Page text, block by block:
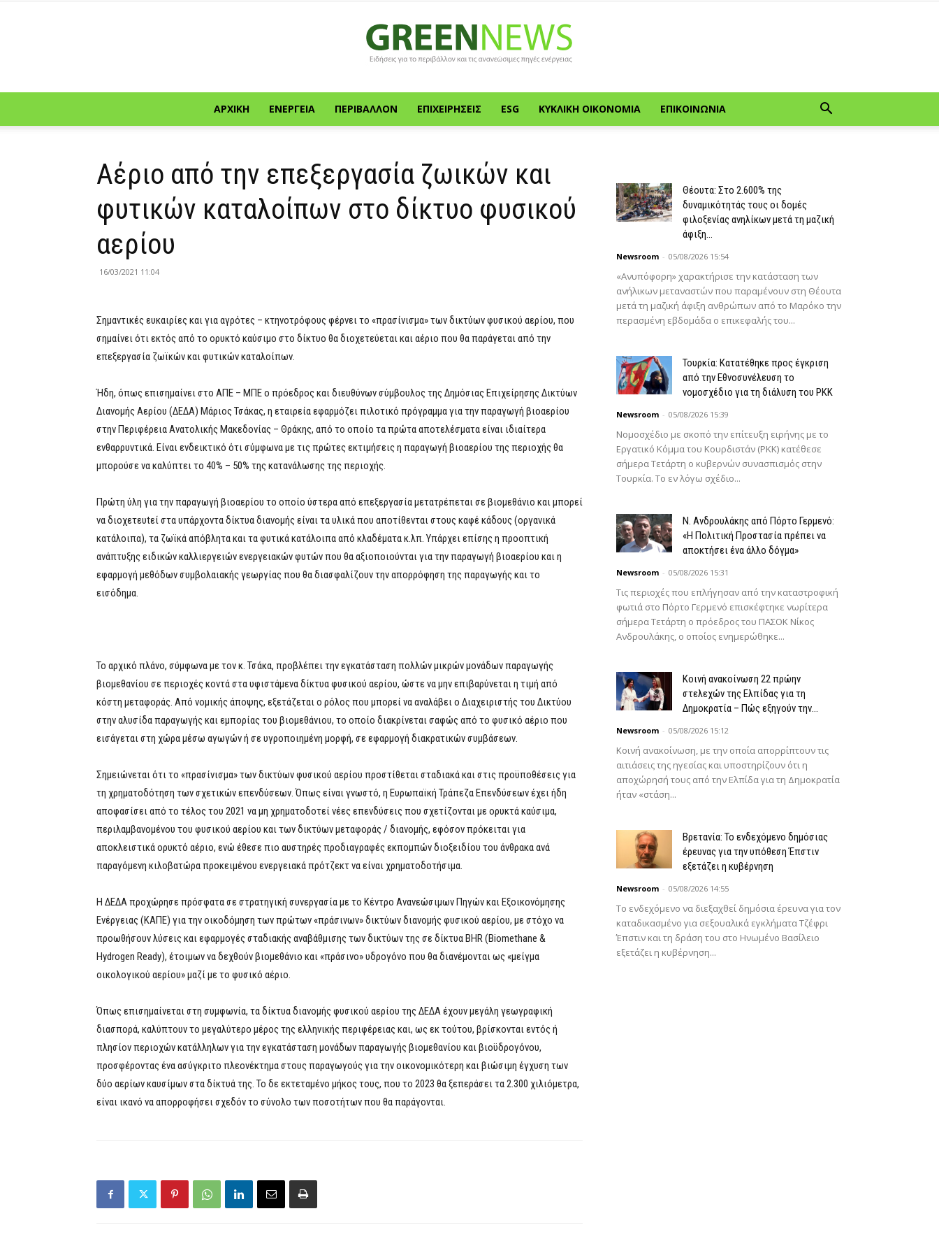
Green
News
ΑΡΧΙΚΉ ΕΝΈΡΓΕΙΑ ΠΕΡΙΒΆΛΛΟΝ ΕΠΙΧΕΙΡΉΣΕΙΣ ESG ΚΥΚΛΙΚΉ ΟΙΚΟΝΟΜΊΑ ΕΠΙΚΟΙΝΩΝΊΑ
Αέριο από την επεξεργασία ζωικών και
φυτικών καταλοίπων στο δίκτυο φυσικού
αερίου
16/03/2021 11:04
Σημαντικές ευκαιρίες και για αγρότες – κτηνοτρόφους φέρνει το «πρασίνισμα» των δικτύων φυσικού αερίου, που
σημαίνει ότι εκτός από το ορυκτό καύσιμο στο δίκτυο θα διοχετεύεται και αέριο που θα παράγεται από την
επεξεργασία ζωϊκών και φυτικών καταλοίπων.
Ήδη, όπως επισημαίνει στο ΑΠΕ – ΜΠΕ ο πρόεδρος και διευθύνων σύμβουλος της Δημόσιας Επιχείρησης Δικτύων
Διανομής Αερίου (ΔΕΔΑ) Μάριος Τσάκας, η εταιρεία εφαρμόζει πιλοτικό πρόγραμμα για την παραγωγή βιοαερίου
στην Περιφέρεια Ανατολικής Μακεδονίας – Θράκης, από το οποίο τα πρώτα αποτελέσματα είναι ιδιαίτερα
ενθαρρυντικά. Είναι ενδεικτικό ότι σύμφωνα με τις πρώτες εκτιμήσεις η παραγωγή βιοαερίου της περιοχής θα
μπορούσε να καλύπτει το 40% – 50% της κατανάλωσης της περιοχής.
Πρώτη ύλη για την παραγωγή βιοαερίου το οποίο ύστερα από επεξεργασία μετατρέπεται σε βιομεθάνιο και μπορεί
να διοχετευtεί στα υπάρχοντα δίκτυα διανομής είναι τα υλικά που αποτίθενται στους καφέ κάδους (οργανικά
κατάλοιπα), τα ζωϊκά απόβλητα και τα φυτικά κατάλοιπα από κλαδέματα κ.λπ. Υπάρχει επίσης η προοπτική
ανάπτυξης ειδικών καλλιεργειών ενεργειακών φυτών που θα αξιοποιούνται για την παραγωγή βιοαερίου και η
εφαρμογή μεθόδων συμβολαιακής γεωργίας που θα διασφαλίζουν την απορρόφηση της παραγωγής και το
εισόδημα.
Το αρχικό πλάνο, σύμφωνα με τον κ. Τσάκα, προβλέπει την εγκατάσταση πολλών μικρών μονάδων παραγωγής
βιομεθανίου σε περιοχές κοντά στα υφιστάμενα δίκτυα φυσικού αερίου, ώστε να μην επιβαρύνεται η τιμή από
κόστη μεταφοράς. Από νομικής άποψης, εξετάζεται ο ρόλος που μπορεί να αναλάβει ο Διαχειριστής του Δικτύου
στην αλυσίδα παραγωγής και εμπορίας του βιομεθάνιου, το οποίο διακρίνεται σαφώς από το φυσικό αέριο που
εισάγεται στη χώρα μέσω αγωγών ή σε υγροποιημένη μορφή, σε εφαρμογή διακρατικών συμβάσεων.
Σημειώνεται ότι το «πρασίνισμα» των δικτύων φυσικού αερίου προστίθεται σταδιακά και στις προϋποθέσεις για
τη χρηματοδότηση των σχετικών επενδύσεων. Όπως είναι γνωστό, η Ευρωπαϊκή Τράπεζα Επενδύσεων έχει ήδη
αποφασίσει από το τέλος του 2021 να μη χρηματοδοτεί νέες επενδύσεις που σχετίζονται με ορυκτά καύσιμα,
περιλαμβανομένου του φυσικού αερίου και των δικτύων μεταφοράς / διανομής, εφόσον πρόκειται για
αποκλειστικά ορυκτό αέριο, ενώ έθεσε πιο αυστηρές προδιαγραφές εκπομπών διοξειδίου του άνθρακα ανά
παραγόμενη κιλοβατώρα προκειμένου ενεργειακά πρότζεκτ να είναι χρηματοδοτήσιμα.
Η ΔΕΔΑ προχώρησε πρόσφατα σε στρατηγική συνεργασία με το Κέντρο Ανανεώσιμων Πηγών και Εξοικονόμησης
Ενέργειας (ΚΑΠΕ) για την οικοδόμηση των πρώτων «πράσινων» δικτύων διανομής φυσικού αερίου, με στόχο να
προωθήσουν λύσεις και εφαρμογές σταδιακής αναβάθμισης των δικτύων της σε δίκτυα BHR (Biomethane &
Hydrogen Ready), έτοιμων να δεχθούν βιομεθάνιο και «πράσινο» υδρογόνο που θα διανέμονται ως «μείγμα
οικολογικού αερίου» μαζί με το φυσικό αέριο.
Όπως επισημαίνεται στη συμφωνία, τα δίκτυα διανομής φυσικού αερίου της ΔΕΔΑ έχουν μεγάλη γεωγραφική
διασπορά, καλύπτουν το μεγαλύτερο μέρος της ελληνικής περιφέρειας και, ως εκ τούτου, βρίσκονται εντός ή
πλησίον περιοχών κατάλληλων για την εγκατάσταση μονάδων παραγωγής βιομεθανίου και βιοϋδρογόνου,
προσφέροντας ένα ασύγκριτο πλεονέκτημα στους παραγωγούς για την οικονομικότερη και βιώσιμη έγχυση των
δύο αερίων καυσίμων στα δίκτυά της. Το δε εκτεταμένο μήκος τους, που το 2023 θα ξεπεράσει τα 2.300 χιλιόμετρα,
είναι ικανό να απορροφήσει σχεδόν το σύνολο των ποσοτήτων που θα παράγονται.
Θέουτα: Στο 2.600% της
δυναμικότητάς τους οι δομές
φιλοξενίας ανηλίκων μετά τη μαζική
άφιξη...
Newsroom - 05/08/2026 15:54
«Ανυπόφορη» χαρακτήρισε την κατάσταση των
ανήλικων μεταναστών που παραμένουν στη Θέουτα
μετά τη μαζική άφιξη ανθρώπων από το Μαρόκο την
περασμένη εβδομάδα ο επικεφαλής του...
Τουρκία: Κατατέθηκε προς έγκριση
από την Εθνοσυνέλευση το
νομοσχέδιο για τη διάλυση του PKK
Newsroom - 05/08/2026 15:39
Νομοσχέδιο με σκοπό την επίτευξη ειρήνης με το
Εργατικό Κόμμα του Κουρδιστάν (PKK) κατέθεσε
σήμερα Τετάρτη ο κυβερνών συνασπισμός στην
Τουρκία. Το εν λόγω σχέδιο...
N. Ανδρουλάκης από Πόρτο Γερμενό:
«Η Πολιτική Προστασία πρέπει να
αποκτήσει ένα άλλο δόγμα»
Newsroom - 05/08/2026 15:31
Τις περιοχές που επλήγησαν από την καταστροφική
φωτιά στο Πόρτο Γερμενό επισκέφτηκε νωρίτερα
σήμερα Τετάρτη ο πρόεδρος του ΠΑΣΟΚ Νίκος
Ανδρουλάκης, ο οποίος ενημερώθηκε...
Κοινή ανακοίνωση 22 πρώην
στελεχών της Ελπίδας για τη
Δημοκρατία – Πώς εξηγούν την...
Newsroom - 05/08/2026 15:12
Κοινή ανακοίνωση, με την οποία απορρίπτουν τις
αιτιάσεις της ηγεσίας και υποστηρίζουν ότι η
αποχώρησή τους από την Ελπίδα για τη Δημοκρατία
ήταν «στάση...
Βρετανία: Το ενδεχόμενο δημόσιας
έρευνας για την υπόθεση Έπστιν
εξετάζει η κυβέρνηση
Newsroom - 05/08/2026 14:55
Το ενδεχόμενο να διεξαχθεί δημόσια έρευνα για τον
καταδικασμένο για σεξουαλικά εγκλήματα Τζέφρι
Έπστιν και τη δράση του στο Ηνωμένο Βασίλειο
εξετάζει η κυβέρνηση...